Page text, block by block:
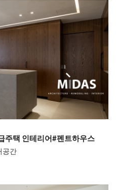
주택 인테리어#펜트하우스
공간